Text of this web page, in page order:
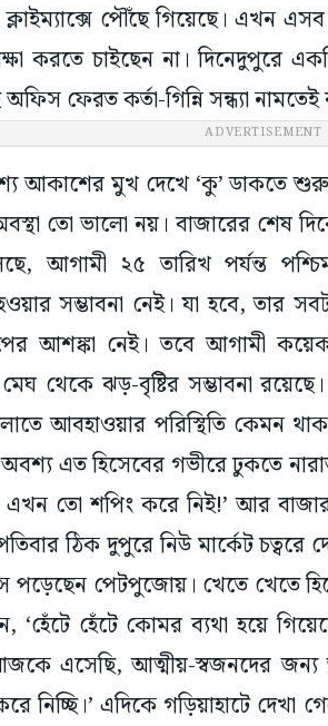
ক্লাইম্যাক্সে পৌঁছে গিয়েছে। এখন
করতে চাইছেন না। দিনেদুপুরে
ফেরত কর্তা-গিন্নি সন্ধ্যা
ADVERTISEMENT
আকাশের মুখ দেখে ‘কু’ ডাকতে শুরু
তো ভালো নয়। বাজারের শেষ দিকে
আগামী ২৫ তারিখ পর্যন্ত
সম্ভাবনা নেই। যা হবে, তার
আশঙ্কা নেই। তবে আগামী
মেঘ থেকে ঝড়-বৃষ্টির সম্ভাবনা
আবহাওয়ার পরিস্থিতি কেমন
অবশ্য এত হিসেবের গভীরে ঢুকতে
এখন তো শপিং করে নিই!’ আর
ঠিক দুপুরে নিউ মার্কেট চত্বরে
পড়েছেন পেটপুজোয়। খেতে খেতে
‘হেঁটে হেঁটে কোমর ব্যথা হয়ে
এসেছি, আত্মীয়-স্বজনদের
নিচ্ছি।’ এদিকে গড়িয়াহাটে